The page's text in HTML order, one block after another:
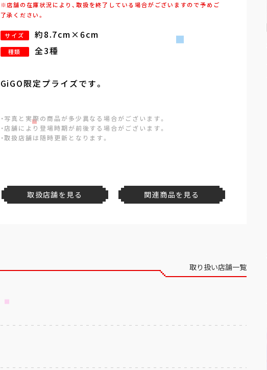
※店舗の在庫状況により、取扱を終了している場合がございますので予めご
了承ください。
サイズ 約8.7cm×6cm
種類 全3種
GiGO限定プライズです。
・写真と実際の商品が多少異なる場合がございます。
・店舗により登場時期が前後する場合がございます。
・取扱店舗は随時更新となります。
取扱店舗を見る 関連商品を見る
取り扱い店舗一覧